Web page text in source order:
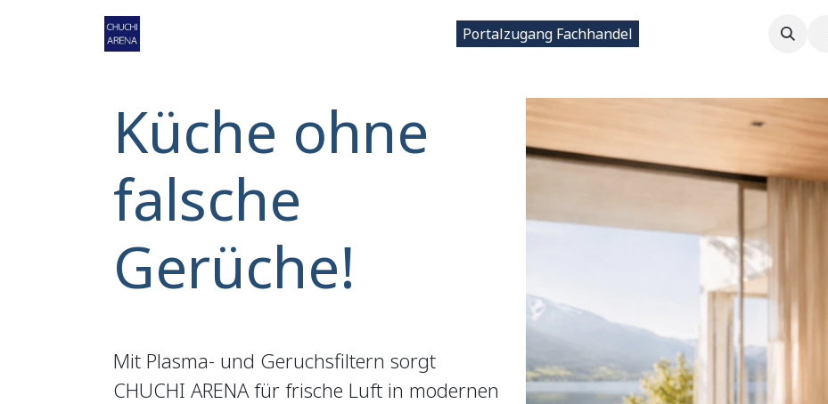
Zum Inhalt springen
Portalzugang Fachhandel
Küche ohne
falsche
Gerüche!
Mit Plasma- und Geruchsfiltern sorgt
CHUCHI ARENA für frische Luft in modernen